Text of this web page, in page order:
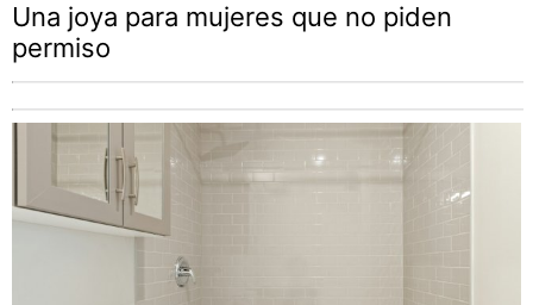
Una joya para mujeres que no piden
permiso